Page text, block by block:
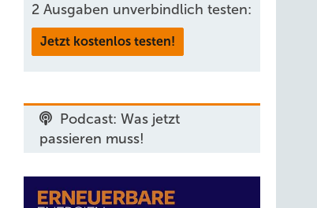
2 Ausgaben unverbindlich testen:
Jetzt kostenlos testen!
Podcast: Was jetzt
passieren muss!